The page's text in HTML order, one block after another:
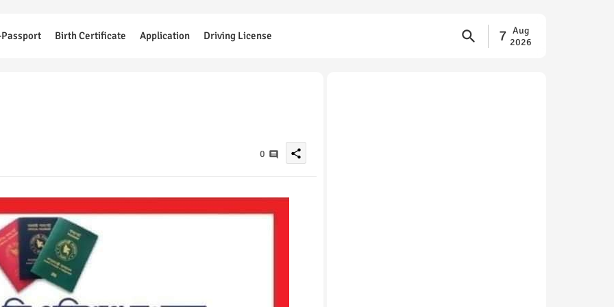
Passport Birth Certificate Application Driving License 7 Aug
2026
0 share